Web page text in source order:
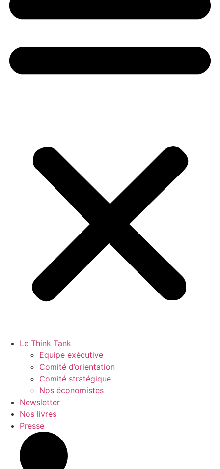
Le Think Tank
Equipe exécutive
Comité d’orientation
Comité stratégique
Nos économistes
Newsletter
Nos livres
Presse